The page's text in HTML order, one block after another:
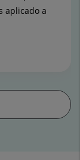
aplicado a